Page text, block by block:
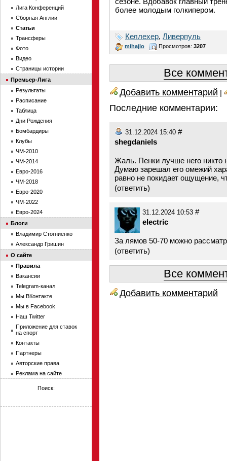
более молодым голкипером.
Келлехер, Ливерпуль
mihajlo Просмотров: 3207
Все
Добавить комментарий |
Последние комментарии:
31.12.2024 15:40 #
shegdaniels
Жаль. Пенки лучше него никто
Думаю зарешал его омежий
равно не покидает ощущение,
(ответить)
31.12.2024 10:53 #
electric
За лямов 50-70 можно
(ответить)
Все
Добавить комментарий
Лига Конференций
Сборная Англии
Статьи
Трансферы
Фото
Видео
Страницы истории
Премьер-Лига
Результаты
Расписание
Таблица
Дни Рождения
Бомбардиры
Клубы
ЧМ-2010
ЧМ-2014
Евро-2016
ЧМ-2018
Евро-2020
ЧМ-2022
Евро-2024
Блоги
Владимир Стогниенко
Александр Гришин
О сайте
Правила
Вакансии
Telegram-канал
Мы ВКонтакте
Мы в Facebook
Наш Twitter
Приложение для ставок
на спорт
Контакты
Партнеры
Авторские права
Реклама на сайте
Поиск: